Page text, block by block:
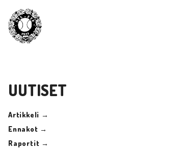
UUTISET
Artikkeli →
Ennakot →
Raportit →